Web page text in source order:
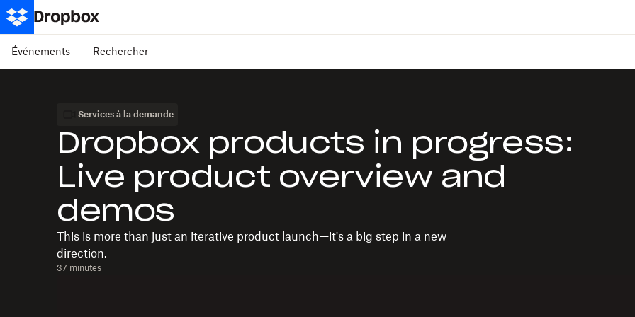
Événements Rechercher
Services à la demande
Dropbox products in progress:
Live product overview and
demos
This is more than just an iterative product launch—it's a big step in a new
direction.
37 minutes